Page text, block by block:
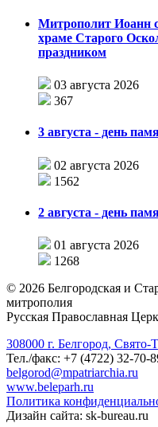
Митрополит Иоанн
храме Старого
праздником
03 августа 2026
367
3 августа - день
02 августа 2026
1562
2 августа - день
01 августа 2026
1268
© 2026 Белгородская и
митрополия
Русская Православная
308000 г. Белгород, Свято-
Тел./факс: +7 (4722) 32-70-
belgorod@mpatriarchia.ru
www.beleparh.ru
Политика
Дизайн сайта: sk-bureau.ru